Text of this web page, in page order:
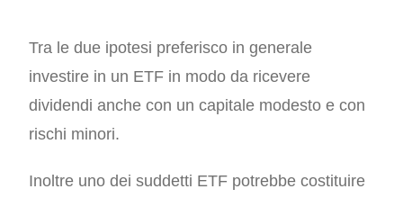
Tra le due ipotesi preferisco in generale
investire in un ETF in modo da ricevere
dividendi anche con un capitale modesto e con
rischi minori.
Inoltre uno dei suddetti ETF potrebbe costituire